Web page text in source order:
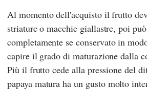
Al momento dell'acquisto il frutto
striature o macchie giallastre, poi
completamente se conservato in
capire il grado di maturazione dalla
Più il frutto cede alla pressione del
papaya matura ha un gusto molto